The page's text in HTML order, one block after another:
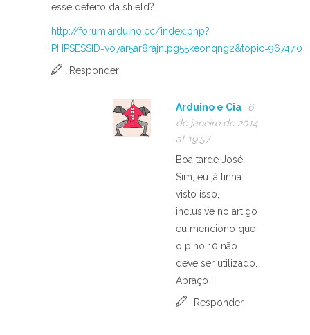
esse defeito da shield?
http://forum.arduino.cc/index.php?
PHPSESSID=vo7ar5ar8rajnlpg55keonqng2&topic=96747.0
Responder
Arduino e Cia
6
de janeiro de 2014
at 19:57
Boa tarde José.
Sim, eu já tinha
visto isso,
inclusive no artigo
eu menciono que
o pino 10 não
deve ser utilizado.
Abraço !
Responder